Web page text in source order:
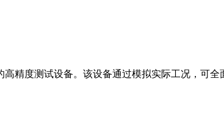
精度测试设备。该设备通过模拟实际工况，可